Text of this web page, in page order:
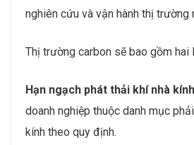
nghiên cứu và vận hành thị trường
Thị trường carbon sẽ bao gồm hai
Hạn ngạch phát thải khí nhà
doanh nghiệp thuộc danh mục
kính theo quy định.